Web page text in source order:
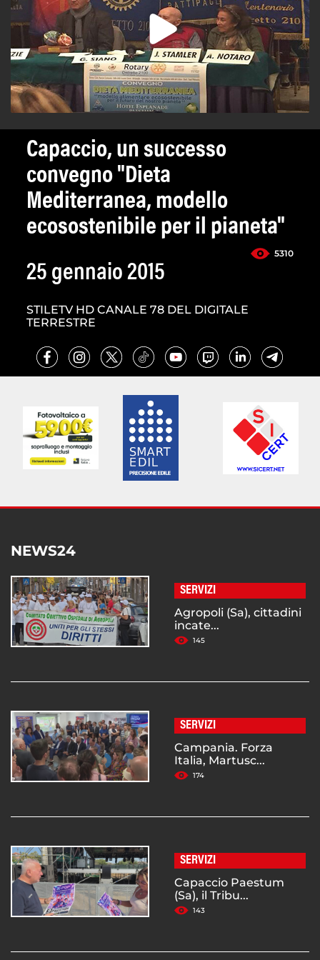
Capaccio, un successo
convegno "Dieta
Mediterranea, modello
ecosostenibile per il pianeta"
5310
25 gennaio 2015
STILETV HD CANALE 78 DEL DIGITALE
TERRESTRE
NEWS24
SERVIZI
Agropoli (Sa), cittadini
incate...
145
SERVIZI
Campania. Forza
Italia, Martusc...
174
SERVIZI
Capaccio Paestum
(Sa), il Tribu...
143